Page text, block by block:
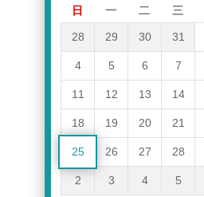
日 一 二 三
28 29 30 31
4 5 6 7
11 12 13 14
18 19 20 21
25 26 27 28
2 3 4 5